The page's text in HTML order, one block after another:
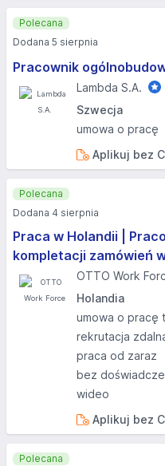
Pracownik
Lambda S.A.
Szwecja
umowa o pracę
Aplikuj bez
Polecana
Dodana 5 sierpnia
Praca w Holandii |
kompletacji zamówień
OTTO Work
Holandia
umowa o pracę
rekrutacja
praca od zaraz
bez
wideo
Aplikuj bez
Polecana
Dodana 4 sierpnia
Polecana